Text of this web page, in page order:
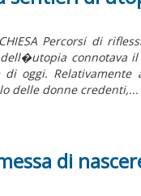
CHIESA Percorsi di
connotava
oggi. Relativamente
delle donne credenti,...
di